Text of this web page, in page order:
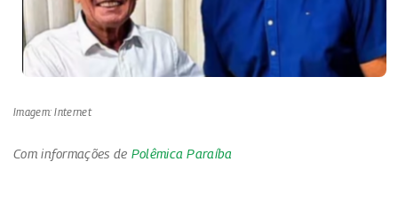
Imagem: Internet
Com informações de Polêmica Paraíba